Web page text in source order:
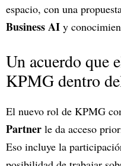
espacio, con una
Business AI y
Un acuerdo que
KPMG dentro
El nuevo rol de KPMG
Partner le da acceso
Eso incluye la